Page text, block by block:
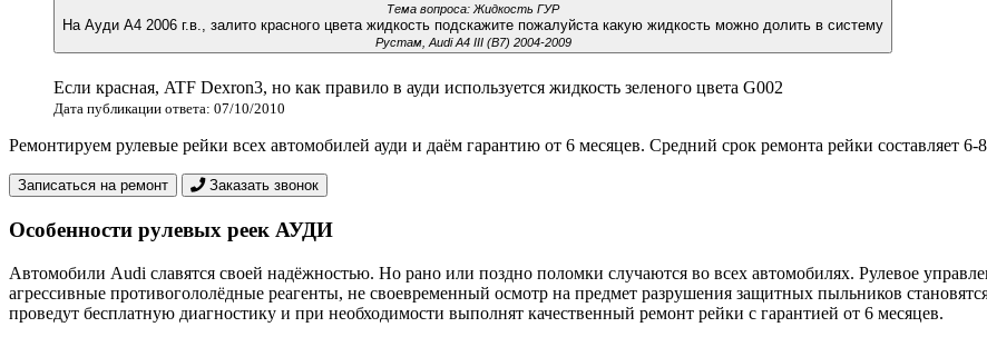
Тема вопроса: Жидкость ГУР
На Ауди А4 2006 г.в., залито красного цвета жидкость подскажите пожалуйста какую жидкость можно долить в систему
Рустам, Audi A4 III (B7) 2004-2009
Если красная, ATF Dexron3, но как правило в ауди используется жидкость зеленого цвета G002
Дата публикации ответа: 07/10/2010
Ремонтируем рулевые рейки всех автомобилей ауди и даём гарантию от 6 месяцев. Средний срок ремонта рейки составляет 6-
Записаться на ремонт Заказать звонок
Особенности рулевых реек АУДИ
Автомобили Audi славятся своей надёжностью. Но рано или поздно поломки случаются во всех автомобилях. Рулевое
агрессивные противогололёдные реагенты, не своевременный осмотр на предмет разрушения защитных пыльников
проведут бесплатную диагностику и при необходимости выполнят качественный ремонт рейки с гарантией от 6 месяцев.